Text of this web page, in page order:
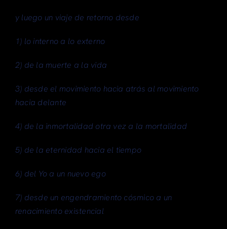
y luego un viaje de retorno desde
1) lo interno a lo externo
2) de la muerte a la vida
3) desde el movimiento hacia atrás al movimiento
hacia delante
4) de la inmortalidad otra vez a la mortalidad
5) de la eternidad hacia el tiempo
6) del Yo a un nuevo ego
7) desde un engendramiento cósmico a un
renacimiento existencial